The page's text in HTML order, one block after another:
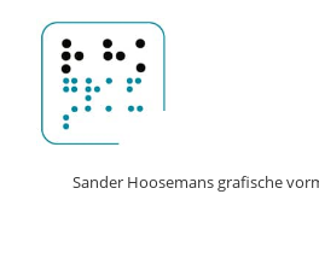
naar
de
hoofd
inhoud
Sander
HeaderSander Hoosemans grafische